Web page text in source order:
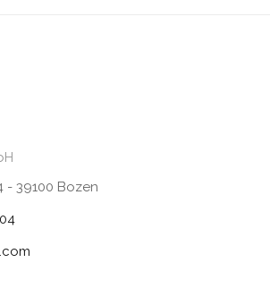
39100 Bozen